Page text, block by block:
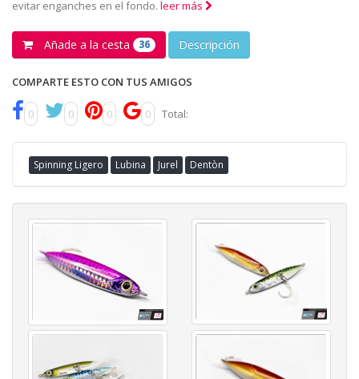
evitar enganches en el fondo. leer más
Añade a la cesta 36 Descripción
COMPARTE ESTO CON TUS AMIGOS
0 0 0 0 Total:
Spinning Ligero Lubina Jurel Dentòn